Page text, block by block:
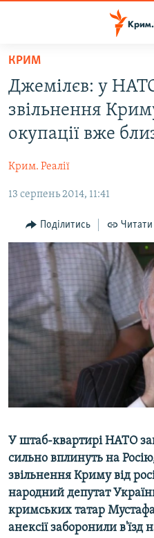
Перейти
основного
матеріалу
до
основної
навігації
Перейти
пошуку
ВОДА.КРИМ
ВІДЕО ТА ФОТО
БЛОГИ
ПОГЛЯД
ІНТЕРВ'Ю
ВСЕ ЗА ДЕНЬ
СПЕЦПРОЕКТИ
ДЕПОРТАЦІЯ
ВІДЕОУРОКИ «ELIFBE»
СВІДЧЕННЯ ОКУПАЦІЇ
УКРАЇНСЬКА ПРОБЛЕМА КРИМУ
ІНФОГРАФІКА
ЯК ОБІЙТИ БЛОКУВАННЯ
Русский
ДОЛУЧАЙСЯ!
Усі сайти RFE/RL
КРИМ
Джемілєв: у
звільнення
окупації вже
Крим. Реалії
13 серпень 2014, 11:41
Поділитись Читати
У штаб-квартирі НАТО
сильно вплинуть на
звільнення Криму від
народний депутат
кримських татар
анексії заборонили в'їзд